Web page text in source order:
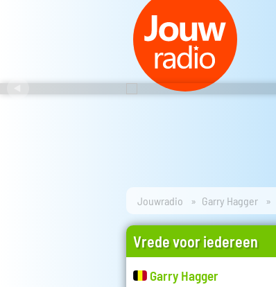
Jouwradio Garry Hagger
Vrede voor iedereen
Garry Hagger